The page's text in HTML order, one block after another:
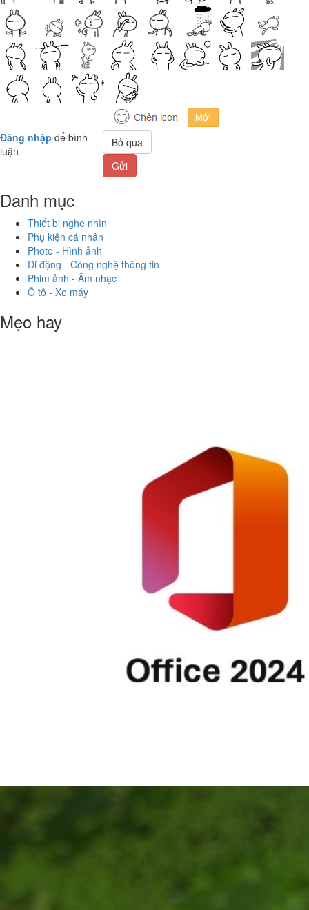
Đăng nhập để bình
luận
Bỏ qua
Gửi
Danh mục
Thiết bị nghe nhìn
Phụ kiện cá nhân
Photo - Hình ảnh
Di động - Công nghệ thông tin
Phim ảnh - Âm nhạc
Ô tô - Xe máy
Mẹo hay